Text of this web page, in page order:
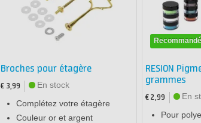
Broches pour étagère
€ 3,99
En stock
Complétez votre étagère
Couleur or et argent
RESION
grammes
€ 2,99
En
Pour